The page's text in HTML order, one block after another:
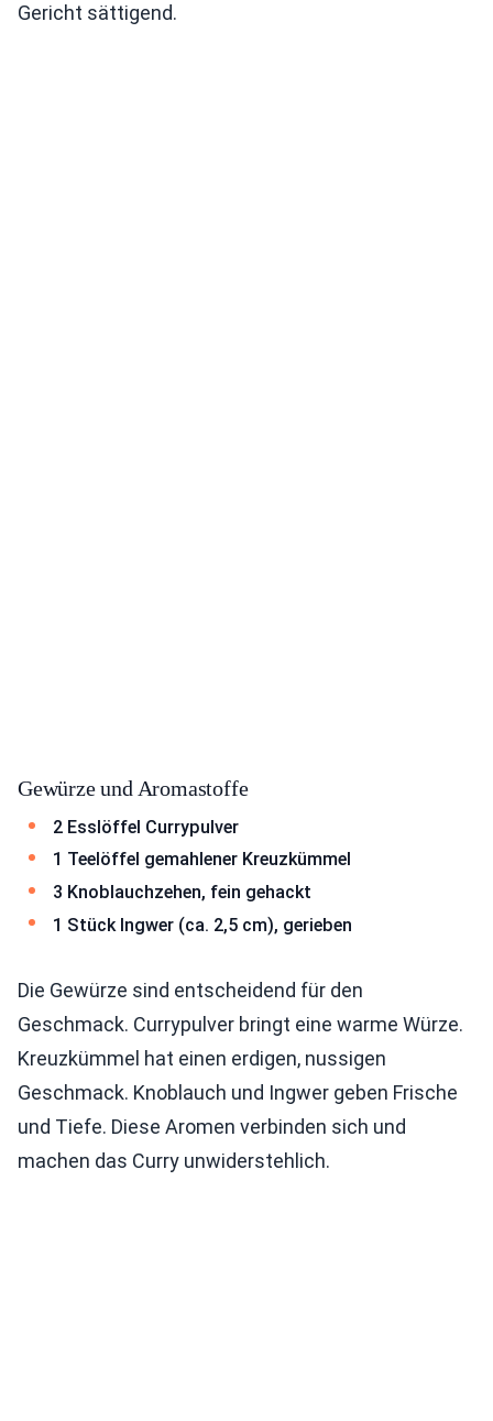
Gericht sättigend.
Gewürze und Aromastoffe
2 Esslöffel Currypulver
1 Teelöffel gemahlener Kreuzkümmel
3 Knoblauchzehen, fein gehackt
1 Stück Ingwer (ca. 2,5 cm), gerieben
Die Gewürze sind entscheidend für den
Geschmack. Currypulver bringt eine warme Würze.
Kreuzkümmel hat einen erdigen, nussigen
Geschmack. Knoblauch und Ingwer geben Frische
und Tiefe. Diese Aromen verbinden sich und
machen das Curry unwiderstehlich.